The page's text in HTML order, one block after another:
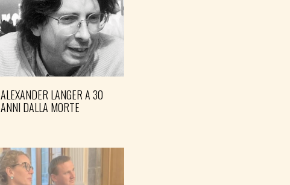
ALEXANDER LANGER A 30
ANNI DALLA MORTE